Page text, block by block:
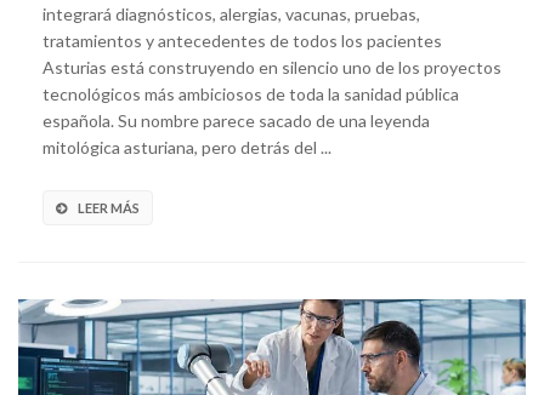
integrará diagnósticos, alergias, vacunas, pruebas,
tratamientos y antecedentes de todos los pacientes
Asturias está construyendo en silencio uno de los proyectos
tecnológicos más ambiciosos de toda la sanidad pública
española. Su nombre parece sacado de una leyenda
mitológica asturiana, pero detrás del ...
LEER MÁS